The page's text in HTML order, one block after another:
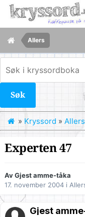
Allers
Søk
» Kryssord » Allers
Experten 47
Av Gjest amme-tåka
17. november 2004 i
Gjest